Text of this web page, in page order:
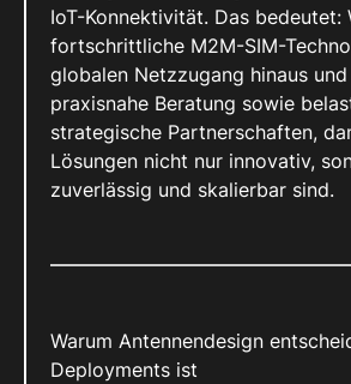
IoT-Konnektivität. Das bedeutet:
fortschrittliche M2M-SIM-
globalen Netzzugang hinaus
praxisnahe Beratung sowie
strategische Partnerschaften,
Lösungen nicht nur innovativ,
zuverlässig und skalierbar sind.
Warum Antennendesign
Deployments ist